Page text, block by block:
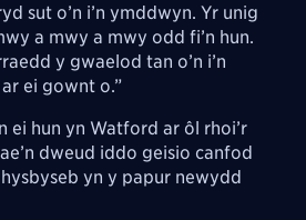
sut o’n i’n ymddwyn. Yr unig
a mwy a mwy odd fi’n hun.
y gwaelod tan o’n i’n
ei gownt o.”
ei hun yn Watford ar ôl rhoi’r
dweud iddo geisio canfod
yn y papur newydd